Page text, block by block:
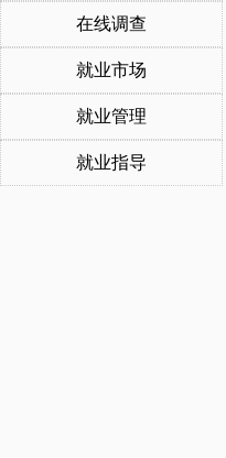
在线调查
就业市场
就业管理
就业指导